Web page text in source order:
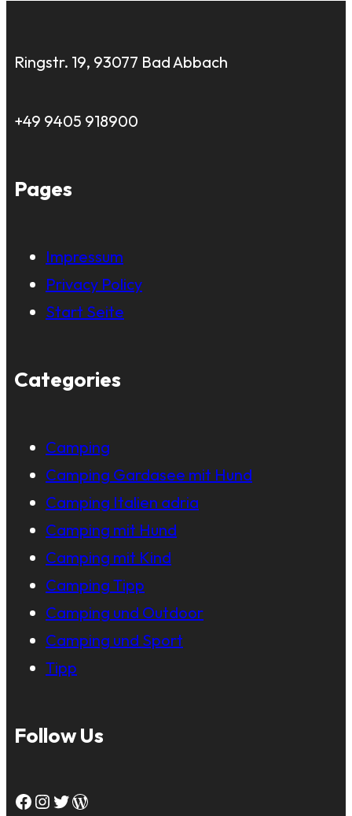
Ringstr. 19, 93077 Bad Abbach
+49 9405 918900
Pages
Impressum
Privacy Policy
Start Seite
Categories
Camping
Camping Gardasee mit Hund
Camping Italien adria
Camping mit Hund
Camping mit Kind
Camping Tipp
Camping und Outdoor
Camping und Sport
Tipp
Follow Us
Facebook Instagram Twitter WordPress